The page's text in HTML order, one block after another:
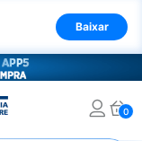
Baixar
0